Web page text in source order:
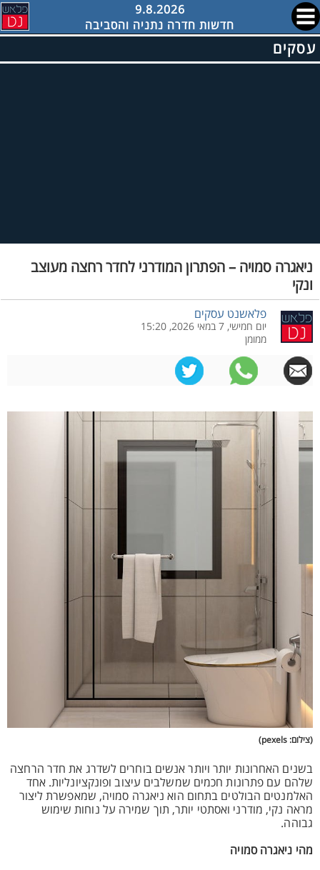
9.8.2026
חדשות חדרה נתניה והסביבה
עסקים
ניאגרה סמויה – הפתרון המודרני לחדר רחצה מעוצב
ונקי
פלאשנט עסקים
יום חמישי, 7 במאי 2026, 15:20
ממומן
(צילום: pexels)
בשנים האחרונות יותר ויותר אנשים בוחרים לשדרג את חדר הרחצה
שלהם עם פתרונות חכמים שמשלבים עיצוב ופונקציונליות. אחד
האלמנטים הבולטים בתחום הוא ניאגרה סמויה, שמאפשרת ליצור
מראה נקי, מודרני ואסתטי יותר, תוך שמירה על נוחות שימוש
גבוהה.
מהי ניאגרה סמויה